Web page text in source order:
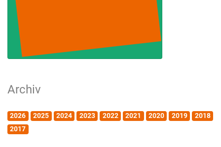
Archiv
2026 2025 2024 2023 2022 2021 2020 2019
2018
2017